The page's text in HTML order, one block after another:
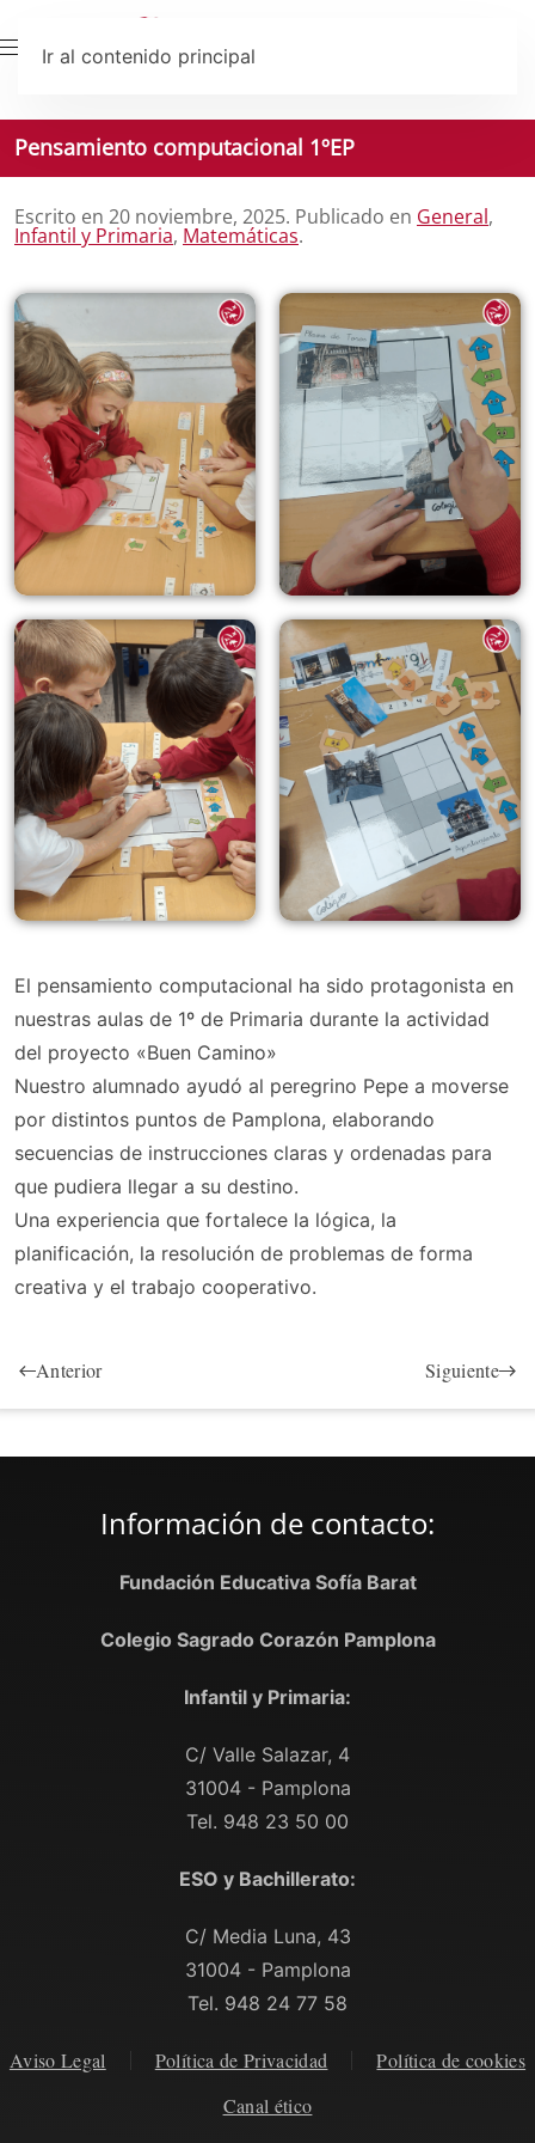
Ir al contenido principal
Pensamiento computacional 1ºEP
Escrito en 20 noviembre, 2025. Publicado en General,
Infantil y Primaria, Matemáticas.
El pensamiento computacional ha sido protagonista en
nuestras aulas de 1º de Primaria durante la actividad
del proyecto «Buen Camino»
Nuestro alumnado ayudó al peregrino Pepe a moverse
por distintos puntos de Pamplona, elaborando
secuencias de instrucciones claras y ordenadas para
que pudiera llegar a su destino.
Una experiencia que fortalece la lógica, la
planificación, la resolución de problemas de forma
creativa y el trabajo cooperativo.
Anterior Siguiente
Información de contacto:
Fundación Educativa Sofía Barat
Colegio Sagrado Corazón Pamplona
Infantil y Primaria:
C/ Valle Salazar, 4
31004 - Pamplona
Tel. 948 23 50 00
ESO y Bachillerato:
C/ Media Luna, 43
31004 - Pamplona
Tel. 948 24 77 58
Aviso Legal Política de Privacidad
Política de cookies
Canal ético